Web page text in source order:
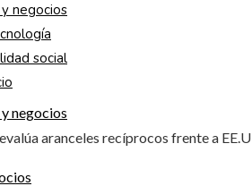
negocios
social
negocios
aranceles recíprocos frente a